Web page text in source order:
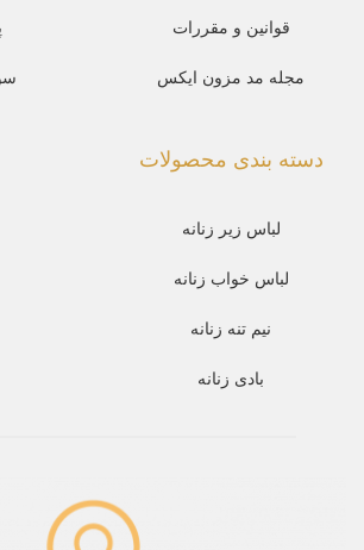
قوانین و مقررات
مجله مد مزون ایکس
دسته بندی محصولات
لباس زیر زنانه
لباس خواب زنانه
نیم تنه زنانه
بادی زنانه